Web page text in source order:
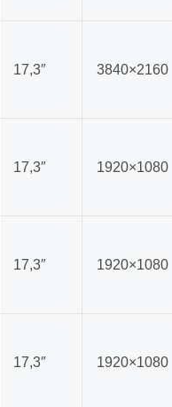
17,3″ 3840×2160
17,3″ 1920×1080
17,3″ 1920×1080
17,3″ 1920×1080